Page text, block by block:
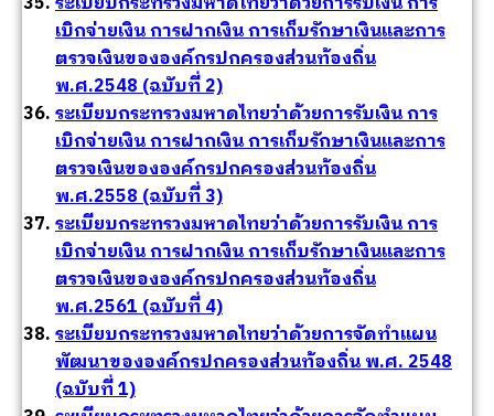
เบิกจ่ายเงิน การฝากเงิน การเก็บรักษาเงินและการ
ตรวจเงินขององค์กรปกครองส่วนท้องถิ่น
พ.ศ.2548 (ฉบับที่ 2)
ระเบียบกระทรวงมหาดไทยว่าด้วยการรับเงิน การ
เบิกจ่ายเงิน การฝากเงิน การเก็บรักษาเงินและการ
ตรวจเงินขององค์กรปกครองส่วนท้องถิ่น
พ.ศ.2558 (ฉบับที่ 3)
ระเบียบกระทรวงมหาดไทยว่าด้วยการรับเงิน การ
เบิกจ่ายเงิน การฝากเงิน การเก็บรักษาเงินและการ
ตรวจเงินขององค์กรปกครองส่วนท้องถิ่น
พ.ศ.2561 (ฉบับที่ 4)
ระเบียบกระทรวงมหาดไทยว่าด้วยการจัดทำแผน
พัฒนาขององค์กรปกครองส่วนท้องถิ่น พ.ศ. 2548
(ฉบับที่ 1)